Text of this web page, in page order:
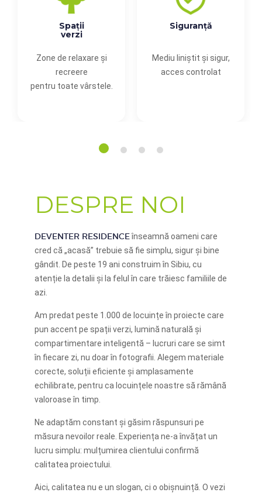
Spații
verzi
Zone de relaxare și
recreere
pentru toate vârstele.
Siguranță
Mediu liniștit și sigur,
acces controlat
DESPRE NOI
DEVENTER RESIDENCEînseamnă oameni care
cred că „acasă” trebuie să fie simplu, sigur și bine
gândit. De peste 19 ani construim în Sibiu, cu
atenție la detalii și la felul în care trăiesc familiile de
azi.
Am predat peste 1.000 de locuințe în proiecte care
pun accent pe spații verzi, lumină naturală și
compartimentare inteligentă – lucruri care se simt
în fiecare zi, nu doar în fotografii. Alegem materiale
corecte, soluții eficiente și amplasamente
echilibrate, pentru ca locuințele noastre să rămână
valoroase în timp.
Ne adaptăm constant și găsim răspunsuri pe
măsura nevoilor reale. Experiența ne-a învățat un
lucru simplu: mulțumirea clientului confirmă
calitatea proiectului.
Aici, calitatea nu e un slogan, ci o obișnuință. O vezi